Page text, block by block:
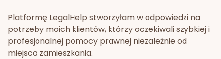
Platformę LegalHelp stworzyłam w odpowiedzi na
potrzeby moich klientów, którzy oczekiwali szybkiej i
profesjonalnej pomocy prawnej niezależnie od
miejsca zamieszkania.